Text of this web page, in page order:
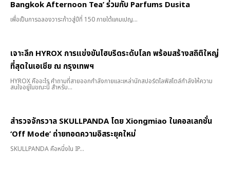
Bangkok Afternoon Tea’ ร่วมกับ Parfums Dusita
เพื่อเป็นการฉลองวาระก้าวสู่ปีที่ 150 ภายใต้แคมเปญ...
เจาะลึก HYROX การแข่งขันไฮบริดระดับโลก พร้อมสร้างสถิติใหญ่
ที่สุดในเอเชีย ณ กรุงเทพฯ
HYROX คืออะไร คำถามที่สายออกกำลังกายและเหล่านักสปอร์ตไลฟ์สไตล์กำลังให้ความ
สนใจอยู่ในขณะนี้ สำหรับ...
สำรวจจักรวาล SKULLPANDA โดย Xiongmiao ในคอลเลกชั่น
‘Off Mode’ ถ่ายทอดความอิสระยุคใหม่
SKULLPANDA คือหนึ่งใน IP...